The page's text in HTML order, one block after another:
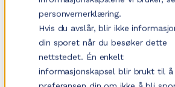
personvernerklæring.
Hvis du avslår, blir ikke
din sporet når du besøker dette
nettstedet. Én enkelt
informasjonskapsel blir brukt til å
✕